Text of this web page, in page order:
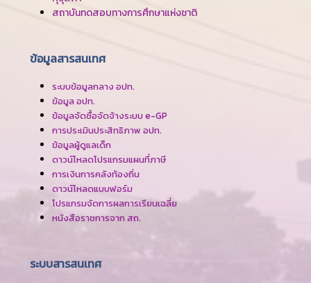
สถาบันทดสอบทางการศึกษาแห่งชาติ
ข้อมูลสารสนเทศ
ระบบข้อมูลกลาง อปท.
ข้อมูล อปท.
ข้อมูลจัดซื้อจัดจ้างระบบ e-GP
การประเมินประสิทธิภาพ อปท.
ข้อมูลผู้ดูแลเด็ก
ดาวน์โหลดโปรแกรมแผนที่ภาษี
การเงินการคลังท้องถิ่น
ดาวน์โหลดแบบฟอร์ม
โปรแกรมจัดการผลการเรียนเฉลี่ย
หนังสือราชการจาก สถ.
ระบบสารสนเทศ